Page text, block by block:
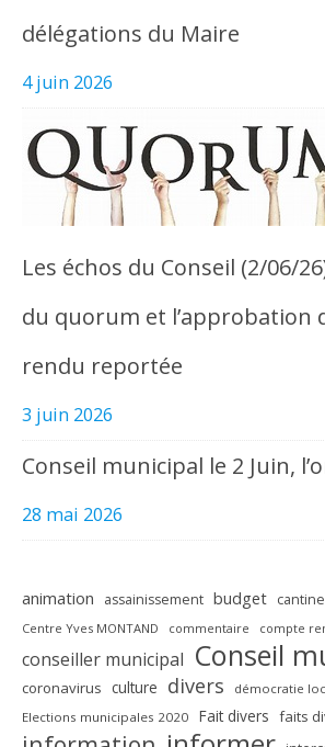
délégations du Maire
4 juin 2026
Les échos du Conseil (2/06/
du quorum et l’approbation
rendu reportée
3 juin 2026
Conseil municipal le 2 Juin,
28 mai 2026
animation assainissement budget cantine
Centre Yves MONTAND commentaire compte
conseiller municipal Conseil
coronavirus culture divers démocratie
Elections municipales 2020 Fait divers faits